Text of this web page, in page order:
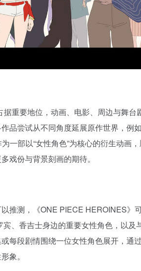
重要地位，动画、电影、周边与舞台
品尝试从不同角度延展原作世界，例
一部以“女性角色”为核心的衍生动画
戏份与背景刻画的期待。
推测，《ONE PIECE HEROINES》
、香吉士身边的重要女性角色，以及
每段剧情围绕一位女性角色展开，通
象。